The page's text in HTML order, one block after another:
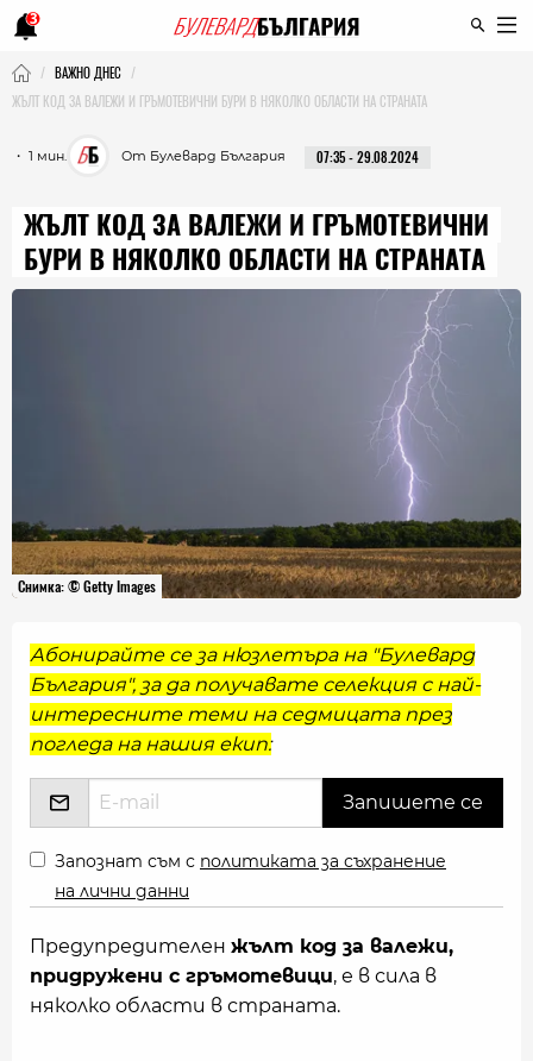
3
ВАЖНО ДНЕС
ЖЪЛТ КОД ЗА ВАЛЕЖИ И ГРЪМОТЕВИЧНИ БУРИ В НЯКОЛКО ОБЛАСТИ НА СТРАНАТА
・ 1 мин. От Булевард България 07:35 - 29.08.2024
ЖЪЛТ КОД ЗА ВАЛЕЖИ И ГРЪМОТЕВИЧНИ
БУРИ В НЯКОЛКО ОБЛАСТИ НА СТРАНАТА
Снимка: © Getty Images
Абонирайте се за нюзлетъра на "Булевард
България", за да получавате селекция с най-
интересните теми на седмицата през
погледа на нашия екип:
Запознат съм с политиката за съхранение
на лични данни
Предупредителен жълт код за валежи,
придружени с гръмотевици, е в сила в
няколко области в страната.